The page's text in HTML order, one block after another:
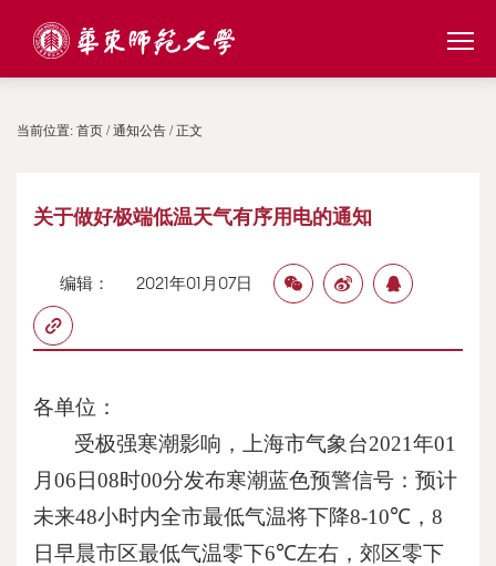
当前位置: 首页 /通知公告 / 正文
关于做好极端低温天气有序用电的通知
编辑： 2021年01月07日
各单位：
受极强寒潮影响，上海市气象台2021年01
月 06 日08时00分发布寒潮蓝色预警信号：预计
未来48小时内全市最低气温将下降8-10℃ ， 8
日早晨市区最低气温零下6℃左右，郊区零下